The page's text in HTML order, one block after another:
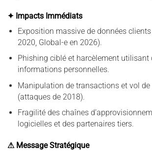
✦ Impacts Immédiats
Exposition massive de données
2020, Global-e en 2026).
Phishing ciblé et harcèlement utilisant
informations personnelles.
Manipulation de transactions et vol de
(attaques de 2018).
Fragilité des chaînes
logicielles et des partenaires tiers.
⚠ Message Stratégique